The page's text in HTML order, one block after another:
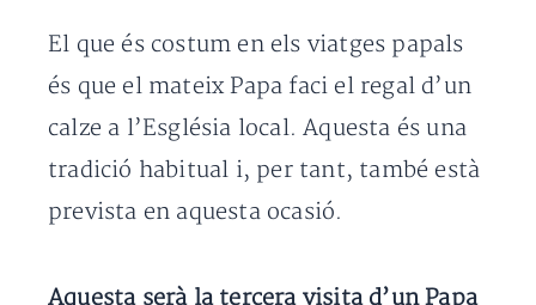
El que és costum en els viatges papals
és que el mateix Papa faci el regal d’un
calze a l’Església local. Aquesta és una
tradició habitual i, per tant, també està
prevista en aquesta ocasió.
Aquesta serà la tercera visita d’un Papa